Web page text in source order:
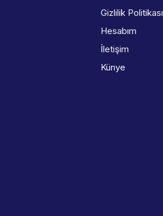
Gizlilik Politikası
Hesabım
İletişim
Künye